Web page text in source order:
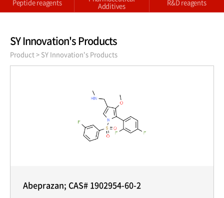
Peptide reagents Additives R&D reagents
SY Innovation's Products
Product> SY Innovation's Products
Abeprazan; CAS# 1902954-60-2